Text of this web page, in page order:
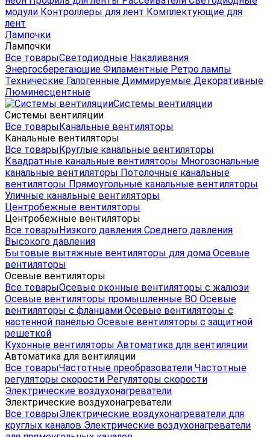
модули Контроллеры для лент Комплектующие для
лент
Лампочки
Лампочки
Все товарыСветодиодные Накаливания
Энергосберегающие Филаментные Ретро лампы
Технические Галогенные Диммируемые Декоративные
Люминесцентные
Системы вентиляции
Системы вентиляции
Все товарыКанальные вентиляторы
Канальные вентиляторы
Все товарыКруглые канальные вентиляторы
Квадратные канальные вентиляторы Многозональные
канальные вентиляторы Потолочные канальные
вентиляторы Прямоугольные канальные вентиляторы
Уличные канальные вентиляторы
Центробежные вентиляторы
Центробежные вентиляторы
Все товарыНизкого давления Среднего давления
Высокого давления
Бытовые вытяжные вентиляторы для дома Осевые
вентиляторы
Осевые вентиляторы
Все товарыОсевые оконные вентиляторы с жалюзи
Осевые вентиляторы промышленные ВО Осевые
вентиляторы с фланцами Осевые вентиляторы с
настенной панелью Осевые вентиляторы с защитной
решеткой
Кухонные вентиляторы Автоматика для вентиляции
Автоматика для вентиляции
Все товарыЧастотные преобразователи Частотные
регуляторы скорости Регуляторы скорости
Электрические воздухонагреватели
Электрические воздухонагреватели
Все товарыЭлектрические воздухонагреватели для
круглых каналов Электрические воздухонагреватели